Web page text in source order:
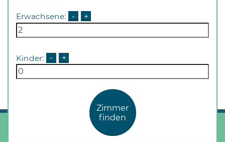
Erwachsene: - +
Kinder: - +
Zimmer
finden